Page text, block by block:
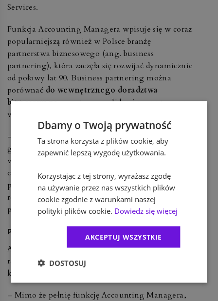
Services.
Funkcja Accounting Managera wpisuje się w coraz
popularniejszą również w Polsce branżę
partnerstwa biznesowego (ang. business
partnering), która zaczęła się rozwijać dynamicznie
od połowy lat 90. Business partnering można
porównać do wewnętrznego doradztwa
biznesowego, opartego o solidną i ugruntowaną
wiedzę finansową.
– Business partnering to odpowiedź na postępującą
globalizację oraz zjawisko offshoringu. Zwłaszcza
w Polsce wciąż ewoluuje profil działalności
centrów usług wspólnych, które w wyniku
profesjonalizacji zaczynają dostarczać coraz lepsze
rozwiązania przy obsłudze skomplikowanych
procesów biznesowych – twierdzi Kamil Zywer.
Profil i zakres obowiązków
Accounting Manager to specyficzne stanowisko, w
ramach którego wiedza ekspercka przenika się z
kompetencjami managerskimi.
– Mimo że pełnię funkcję Accounting Managera,
Dbamy o Twoją prywatność
Ta strona korzysta z plików cookie, aby
zapewnić lepszą wygodę użytkowania.
Korzystając z tej strony, wyrażasz zgodę
na używanie przez nas wszystkich plików
cookie zgodnie z warunkami naszej
polityki plików cookie. Dowiedz się więcej
AKCEPTUJ WSZYSTKIE
DOSTOSUJ